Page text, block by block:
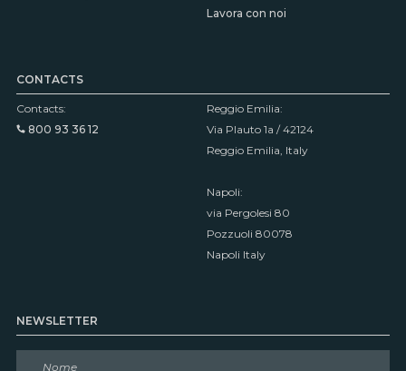
Lavora con noi
CONTACTS
Contacts:
800 93 36 12
Reggio Emilia:
Via Plauto 1a / 42124
Reggio Emilia, Italy
Napoli:
via Pergolesi 80
Pozzuoli 80078
Napoli Italy
NEWSLETTER